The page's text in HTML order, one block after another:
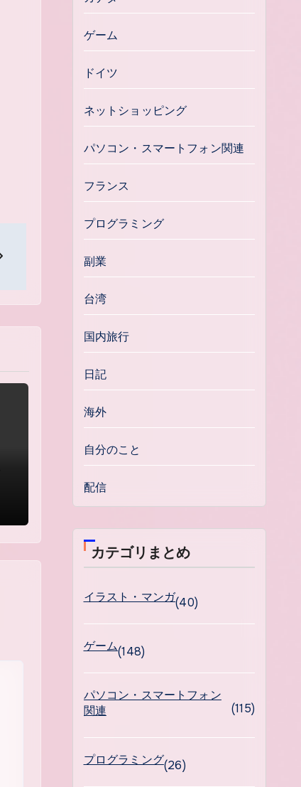
ゲーム
ドイツ
ネットショッピング
パソコン・スマートフォン関連
フランス
プログラミング
副業
台湾
国内旅行
日記
海外
自分のこと
配信
カテゴリまとめ
イラスト・マンガ(40)
ゲーム(148)
パソコン・スマートフォン
関連
(115)
プログラミング(26)